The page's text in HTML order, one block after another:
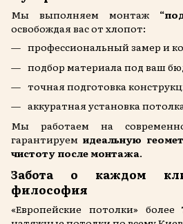
Мы выполняем монтаж
освобождая вас от хлопот:
профессиональный замер и
подбор материала под ваш
точная подготовка
аккуратная установка
Мы работаем на
гарантируем идеальную
чистоту после монтажа.
Забота о каждом
философия
«Европейские потолки» более